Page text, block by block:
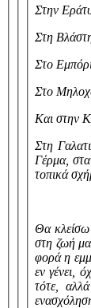
Στην
Στη
Στο
Στο
Και στην
Στη
Γέρμα,
τοπικά
Θα κλείσω
στη ζωή
φορά η
εν γένει,
τότε,